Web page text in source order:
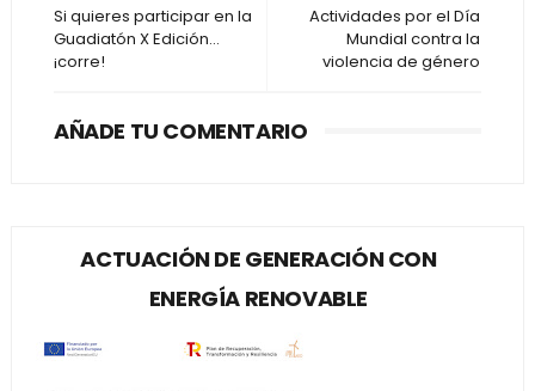
Actividades por el Día
Mundial contra la
violencia de género
Si quieres participar en la
Guadiatón X Edición...
¡corre!
AÑADE TU COMENTARIO
ACTUACIÓN DE GENERACIÓN CON
ENERGÍA RENOVABLE